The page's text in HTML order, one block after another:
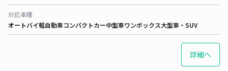
対応車種
オートバイ軽自動車コンパクトカー中型車ワンボックス大型車・SUV
詳細へ